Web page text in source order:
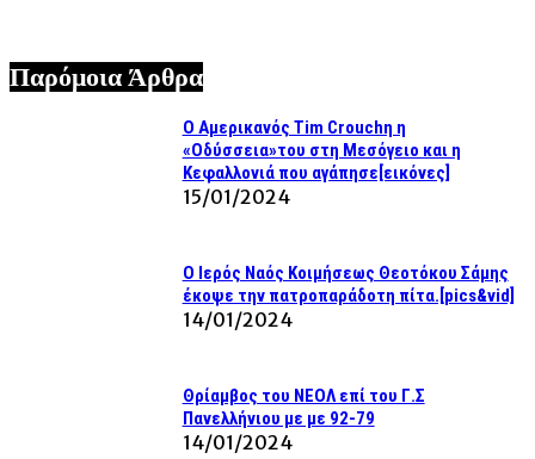
Παρόμοια Άρθρα
Ο Αμερικανός Tim Crouchη η
«Οδύσσεια»του στη Μεσόγειο και η
Κεφαλλονιά που αγάπησε[εικόνες]
15/01/2024
Ο Ιερός Ναός Κοιμήσεως Θεοτόκου Σάμης
έκοψε την πατροπαράδοτη πίτα.[pics&vid]
14/01/2024
Θρίαμβος του ΝΕΟΛ επί του Γ.Σ
Πανελλήνιου με με 92-79
14/01/2024